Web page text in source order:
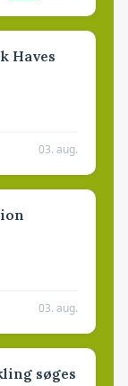
Haves
03. aug.
03. aug.
søges